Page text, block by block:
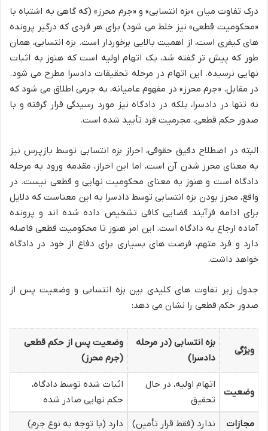
درک تفاوت میان «بزه انتسابی» و «جرم محرز» (که گاهی به اشتباه با
«محکومیت قطعی» نیز خلط می شود) برای هر فردی که درگیر پرونده
های کیفری است، از اهمیت بالایی برخوردار است. بزه انتسابی، همان
طور که پیش تر گفته شد، یک اتهام اولیه است که هنوز به اثبات
نهایی نرسیده. این اتهام در مرحله تحقیقات دادسرا مطرح می شود.
در مقابل، «جرم محرز» در مفهوم عامیانه، به جرمی اطلاق می شود که
نه تنها در دادسرا، بلکه در دادگاه نیز مورد رسیدگی قرار گرفته و با
صدور حکم قطعی، مجرمیت فرد تأیید شده است.
البته در اصطلاح دقیق حقوقی، احراز بزه انتسابی توسط بازپرس نیز
به معنای محرز شدن آن است، اما این احراز، مقدمه ورود به مرحله
دادگاه است و هنوز به معنای محکومیت نهایی و قطعی نیست. در
واقع، محرز بودن بزه انتسابی توسط دادسرا به این معناست که دلایل
برای ادامه فرآیند قضایی کافی تشخیص داده شده اند و پرونده
آماده ارجاع به دادگاه است. این امر هنوز تا محکومیت قطعی فاصله
دارد و فرد متهم، فرصت های بسیاری برای دفاع از خود در دادگاه
خواهد داشت.
جدول زیر تفاوت های کلیدی بین بزه انتسابی و وضعیت پس از
صدور حکم قطعی را نشان می دهد:
ویژگی
بزه انتسابی (در مرحله
دادسرا)
وضعیت پس از حکم قطعی
(جرم محرز)
وضعیت
اتهام اولیه، در حال
تحقیق
اثبات شده توسط دادگاه،
حکم نهایی صادر شده
مجازات
ندارد (فقط قرار تأمین) دارد (با توجه به نوع جرم)